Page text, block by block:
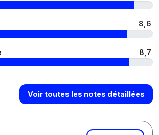
8,6
8,7
Voir toutes les notes détaillées